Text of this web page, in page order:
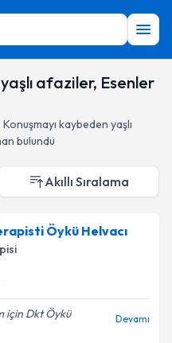
afaziler, Esenler
Konuşmayı kaybeden yaşlı
bulundu
Akıllı Sıralama
Öykü Helvacı
için Dkt Öykü
Devamı